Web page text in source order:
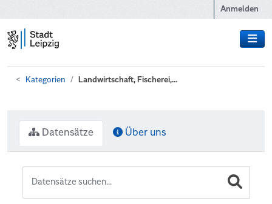
Anmelden
Kategorien Landwirtschaft, Fischerei,...
Datensätze Über uns